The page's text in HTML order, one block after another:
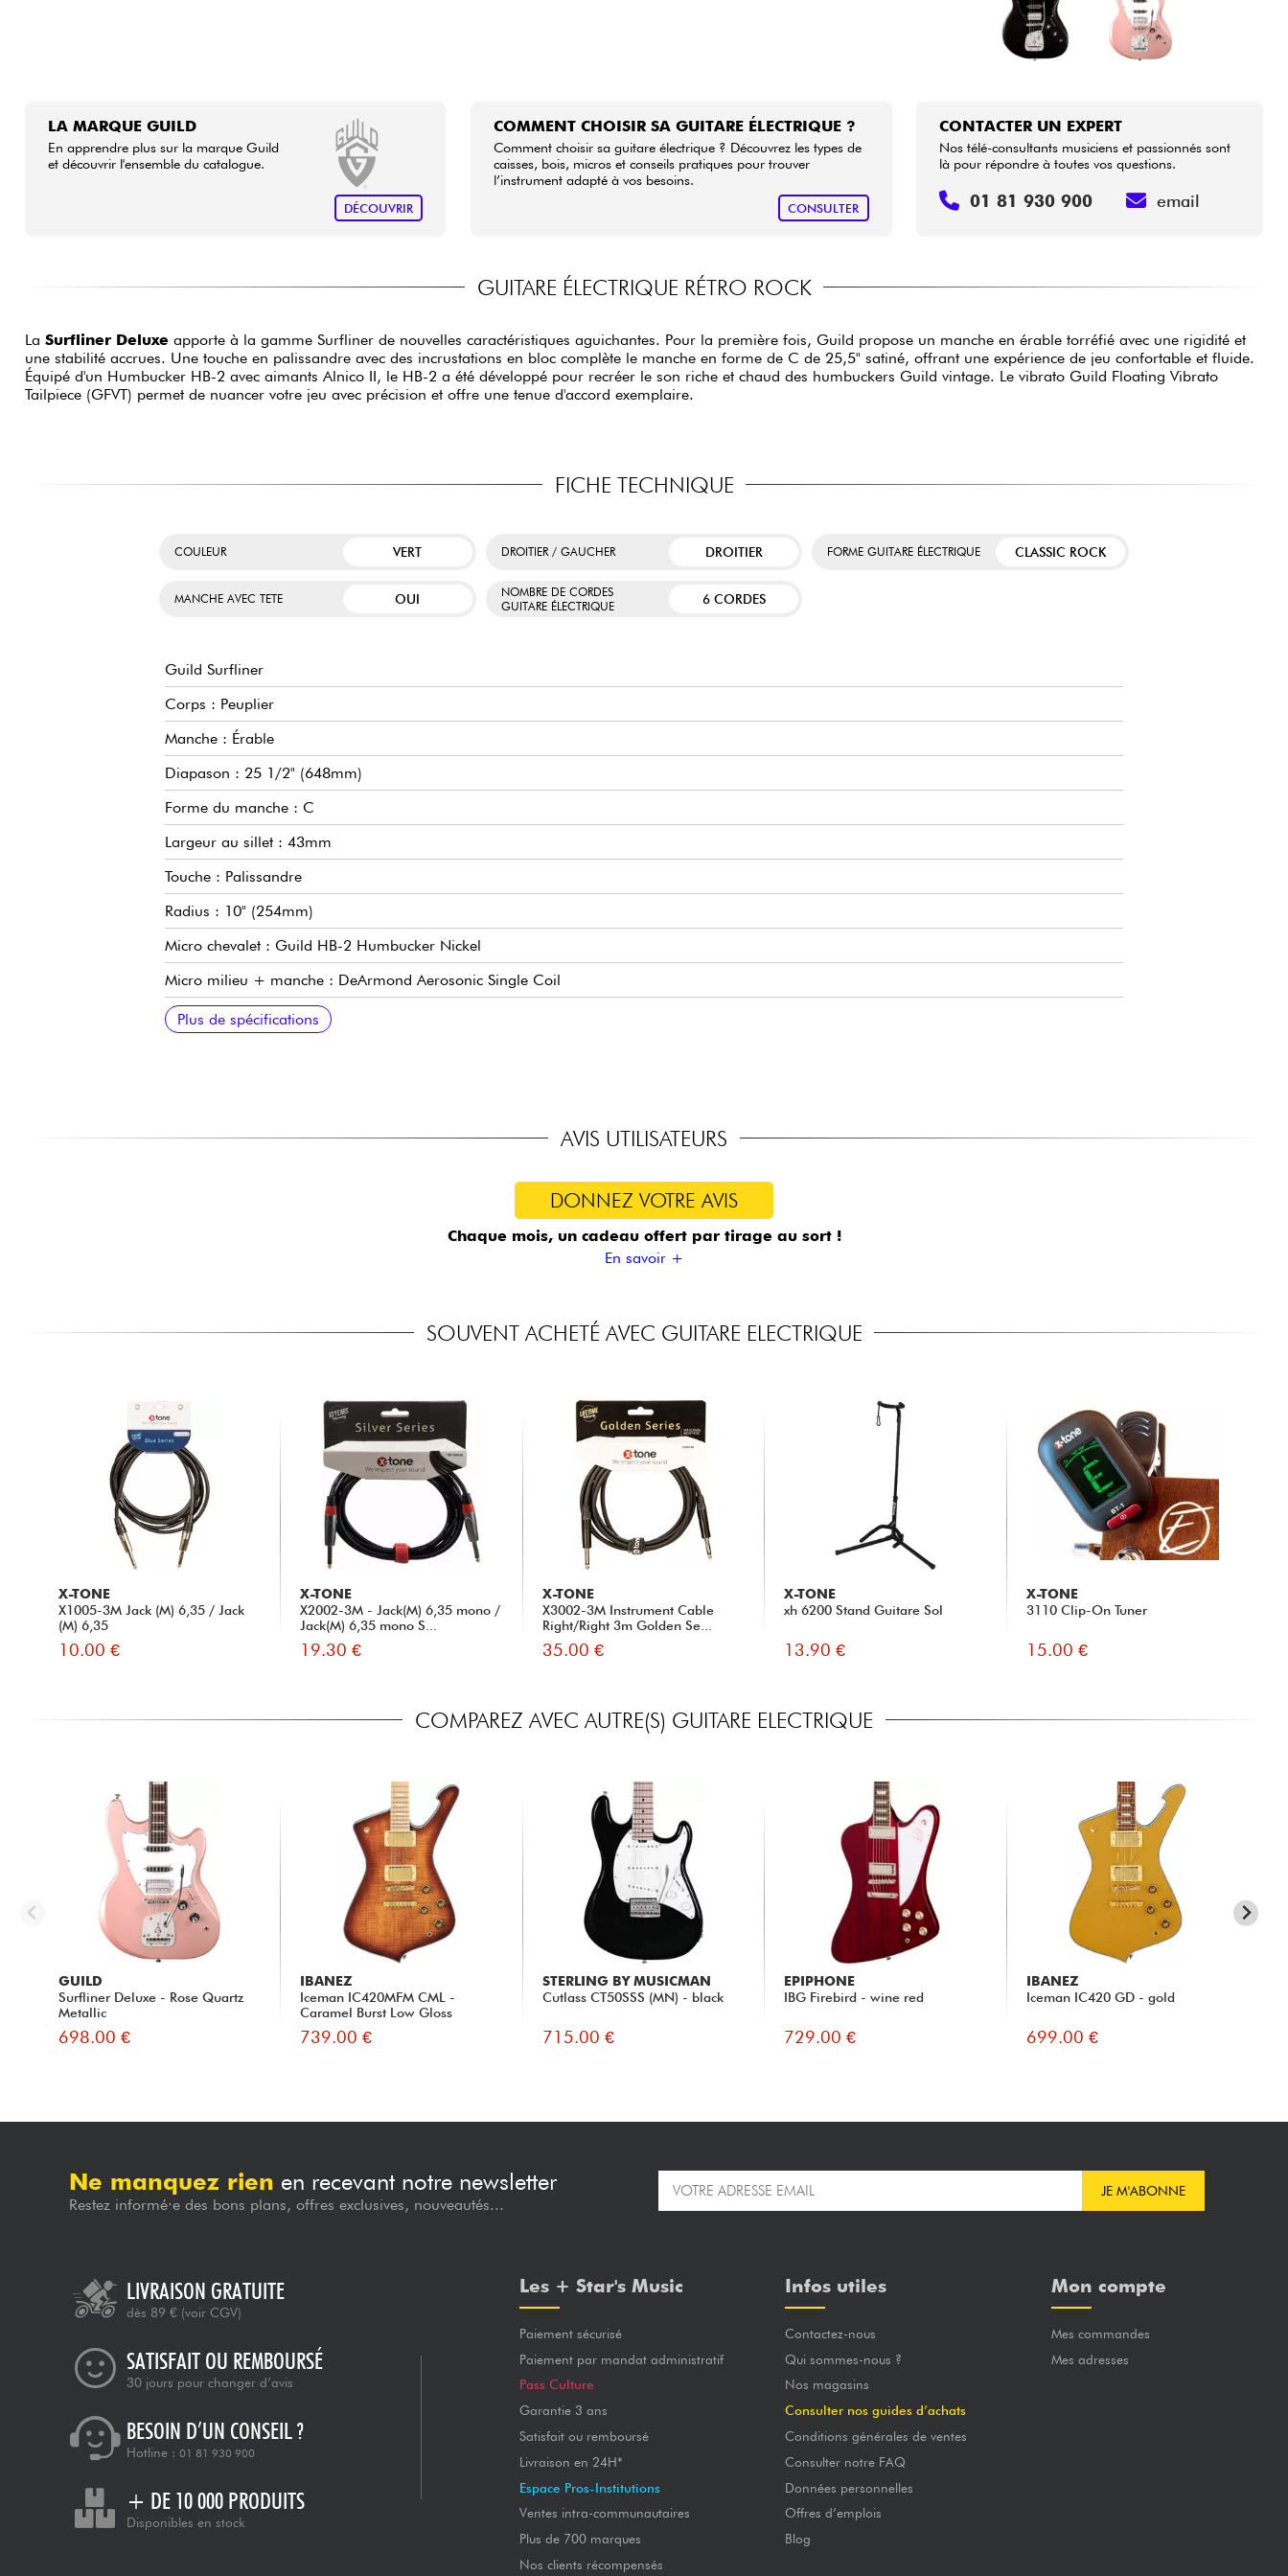
LA MARQUE GUILD
En apprendre plus sur la marque Guild
et découvrir l'ensemble du catalogue.
DÉCOUVRIR
COMMENT CHOISIR SA GUITARE ÉLECTRIQUE ?
Comment choisir sa guitare électrique ? Découvrez les types de
caisses, bois, micros et conseils pratiques pour trouver
l’instrument adapté à vos besoins.
CONSULTER
CONTACTER UN EXPERT
Nos télé-consultants musiciens et passionnés sont
là pour répondre à toutes vos questions.
01 81 930 900 email
GUITARE ÉLECTRIQUE RÉTRO ROCK
La Surfliner Deluxeapporte à la gamme Surfliner de nouvelles caractéristiques aguichantes. Pour la première fois, Guild propose un manche en érable torréfié avec une rigidité et
une stabilité accrues. Une touche en palissandre avec des incrustations en bloc complète le manche en forme de C de 25,5" satiné, offrant une expérience de jeu confortable et fluide.
Équipé d'un Humbucker HB-2 avec aimants Alnico II, le HB-2 a été développé pour recréer le son riche et chaud des humbuckers Guild vintage. Le vibrato Guild Floating Vibrato
Tailpiece (GFVT) permet de nuancer votre jeu avec précision et offre une tenue d'accord exemplaire.
FICHE TECHNIQUE
COULEUR VERT DROITIER / GAUCHER DROITIER FORME GUITARE ÉLECTRIQUE CLASSIC ROCK
MANCHE AVEC TETE OUI
NOMBRE DE CORDES
GUITARE ÉLECTRIQUE
6 CORDES
Guild Surfliner
Corps : Peuplier
Manche : Érable
Diapason : 25 1/2" (648mm)
Forme du manche : C
Largeur au sillet : 43mm
Touche : Palissandre
Radius : 10" (254mm)
Micro chevalet : Guild HB-2 Humbucker Nickel
Micro milieu + manche : DeArmond Aerosonic Single Coil
Chevalet : Tune-O-Matic
Vibrato Guild
Sélecteur 5 positions
Volume + tonalité
Plus de spécifications
AVIS UTILISATEURS
DONNEZ VOTRE AVIS
Chaque mois, un cadeau offert par tirage au sort !
En savoir +
SOUVENT ACHETÉ AVEC GUITARE ELECTRIQUE
X-TONE
X1005-3M Jack (M) 6,35 / Jack
(M) 6,35
10.00 €
X-TONE
X2002-3M - Jack(M) 6,35 mono /
Jack(M) 6,35 mono S...
19.30 €
X-TONE
X3002-3M Instrument Cable
Right/Right 3m Golden Se...
35.00 €
X-TONE
xh 6200 Stand Guitare Sol
13.90 €
X-TONE
3110 Clip-On Tuner
15.00 €
COMPAREZ AVEC AUTRE(S) GUITARE ELECTRIQUE
GUILD
Surfliner Deluxe - Rose Quartz
Metallic
698.00 €
IBANEZ
Iceman IC420MFM CML -
Caramel Burst Low Gloss
739.00 €
STERLING BY MUSICMAN
Cutlass CT50SSS (MN) - black
715.00 €
EPIPHONE
IBG Firebird - wine red
729.00 €
IBANEZ
Iceman IC420 GD - gold
699.00 €
Ne manquez rien en recevant notre newsletter
Restez informé·e des bons plans, offres exclusives, nouveautés...
JE M'ABONNE
LIVRAISON GRATUITE
dès 89 € (voir CGV)
SATISFAIT OU REMBOURSÉ
30 jours pour changer d’avis
BESOIN D’UN CONSEIL ?
Hotline : 01 81 930 900
+ DE 10 000 PRODUITS
Disponibles en stock
Les + Star's Music
Paiement sécurisé
Paiement par mandat administratif
Pass Culture
Garantie 3 ans
Satisfait ou remboursé
Livraison en 24H*
Espace Pros-Institutions
Ventes intra-communautaires
Plus de 700 marques
Nos clients récompensés
Infos utiles
Contactez-nous
Qui sommes-nous ?
Nos magasins
Consulter nos guides d’achats
Conditions générales de ventes
Consulter notre FAQ
Données personnelles
Offres d’emplois
Blog
Mon compte
Mes commandes
Mes adresses